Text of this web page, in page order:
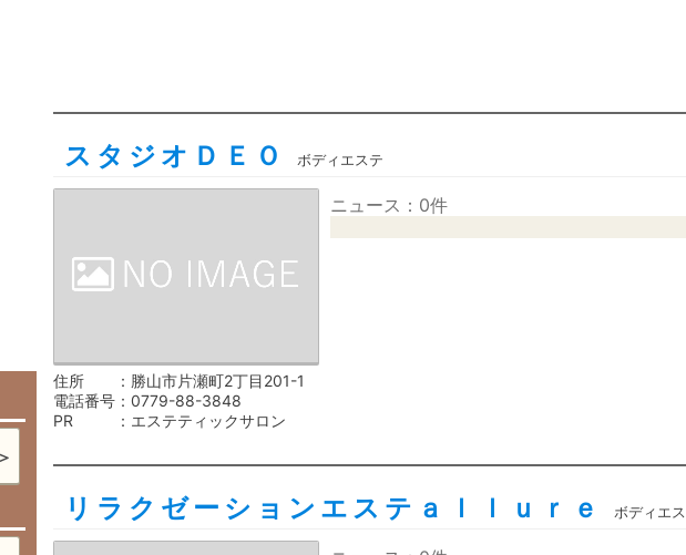
スタジオＤＥＯ ボディエステ
住所
勝山市片瀬町2丁目201-1
電話番号
0779-88-3848
PR
エステティックサロン
ニュース：0件
リラクゼーションエステａｌｌｕｒｅ ボディエ